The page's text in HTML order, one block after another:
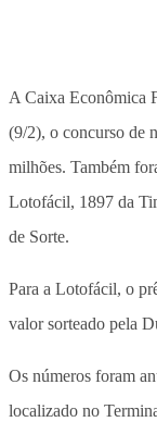
A Caixa Econômica
(9/2), o concurso de
milhões. Também
Lotofácil, 1897 da
de Sorte.
Para a Lotofácil, o
valor sorteado pela
Os números foram
localizado no